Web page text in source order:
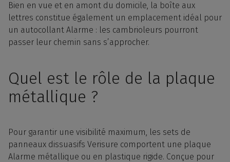
Bien en vue et en amont du domicile, la boîte aux
lettres constitue également un emplacement idéal pour
un autocollant Alarme : les cambrioleurs pourront
passer leur chemin sans s’approcher.
Quel est le rôle de la plaque
métallique ?
Pour garantir une visibilité maximum, les sets de
panneaux dissuasifs Verisure comportent une plaque
Alarme métallique ou en plastique rigide. Conçue pour